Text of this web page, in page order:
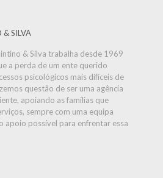
& SILVA
& Silva trabalha desde 1969
a perda de um ente querido
psicológicos mais difíceis de
questão de ser uma agência
apoiando as famílias que
sempre com uma equipa
apoio possível para enfrentar essa